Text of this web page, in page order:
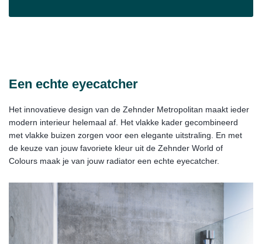
Een echte eyecatcher
Het innovatieve design van de Zehnder Metropolitan maakt ieder
modern interieur helemaal af. Het vlakke kader gecombineerd
met vlakke buizen zorgen voor een elegante uitstraling. En met
de keuze van jouw favoriete kleur uit de Zehnder World of
Colours maak je van jouw radiator een echte eyecatcher.